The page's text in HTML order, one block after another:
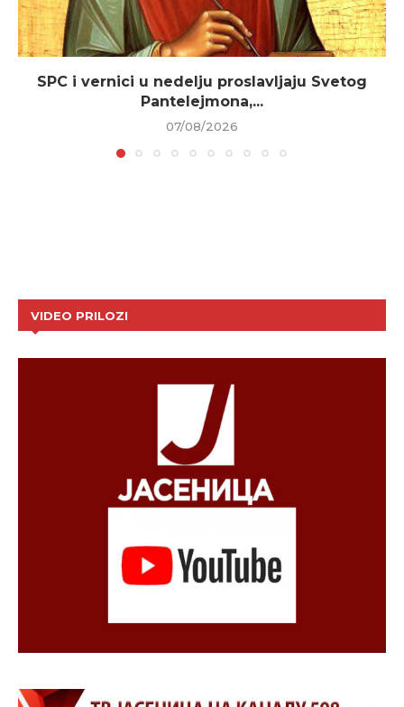
SPC i vernici u nedelju proslavljaju Svetog
Pantelejmona,...
07/08/2026
VIDEO PRILOZI